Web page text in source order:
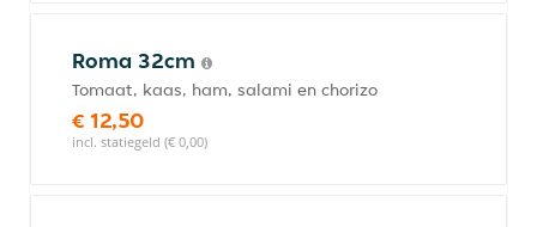
Roma 32cm
Tomaat, kaas, ham, salami en chorizo
€ 12,50
incl. statiegeld (€ 0,00)